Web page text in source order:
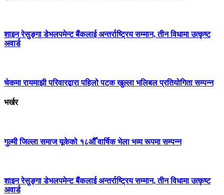
शाइन रेसुङ्गा डेभलपमेन्ट बैंकलाई अन्तर्राष्ट्रिय सम्मान, तीन विधामा उत्कृष्ट
अवार्ड
चेकमा रायमाझी परिवारद्वारा पहिलो पटक खुल्ला भलिबल प्रतियोगिता सम्पन्न
भर्खर
गुल्मी जिल्ला समाज यूकेको १८औँ वार्षिक भेला भव्य रूपमा सम्पन्न
शाइन रेसुङ्गा डेभलपमेन्ट बैंकलाई अन्तर्राष्ट्रिय सम्मान, तीन विधामा उत्कृष्ट
अवार्ड